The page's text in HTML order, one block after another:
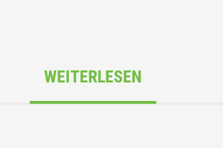
WEITERLESEN